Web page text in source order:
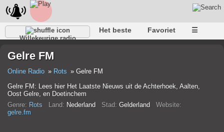
Willekeurige radio
Het beste Favoriet ☰
Gelre FM
Online Radio Rots
Gelre FM
Gelre FM: Lees hier Het Laatste Nieuws uit de Achterhoek, Aalten,
Oost Gelre, en Doetinchem
Genre: Rots Land: Nederland Stad: Gelderland Website:
gelre.fm